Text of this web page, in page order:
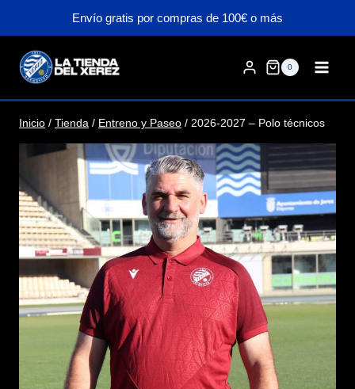
contenido
Envío gratis por compras de 100€ o más
0
Inicio / Tienda / Entreno y Paseo / 2026-2027 – Polo técnicos